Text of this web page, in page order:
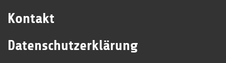
Kontakt
Datenschutzerklärung